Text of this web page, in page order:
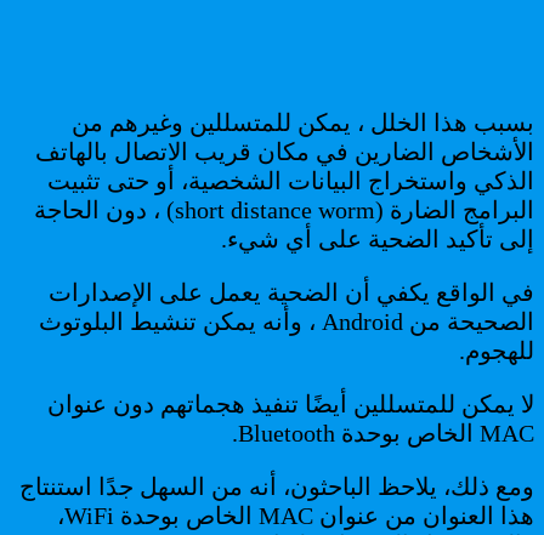
بسبب هذا الخلل ، يمكن للمتسللين وغيرهم من
الأشخاص الضارين في مكان قريب الاتصال بالهاتف
الذكي واستخراج البيانات الشخصية، أو حتى تثبيت
البرامج الضارة (short distance worm) ، دون الحاجة
إلى تأكيد الضحية على أي شيء.
في الواقع يكفي أن الضحية يعمل على الإصدارات
الصحيحة من Android ، وأنه يمكن تنشيط البلوتوث
للهجوم.
لا يمكن للمتسللين أيضًا تنفيذ هجماتهم دون عنوان
MAC الخاص بوحدة Bluetooth.
ومع ذلك، يلاحظ الباحثون، أنه من السهل جدًا استنتاج
هذا العنوان من عنوان MAC الخاص بوحدة WiFi،